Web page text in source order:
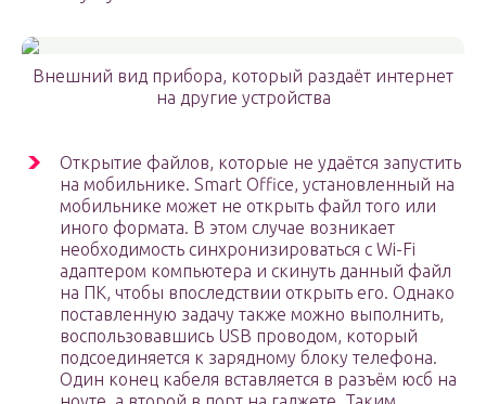
Внешний вид прибора, который раздаёт интернет
на другие устройства
Открытие файлов, которые не удаётся запустить
на мобильнике. Smart Office, установленный на
мобильнике может не открыть файл того или
иного формата. В этом случае возникает
необходимость синхронизироваться с Wi-Fi
адаптером компьютера и скинуть данный файл
на ПК, чтобы впоследствии открыть его. Однако
поставленную задачу также можно выполнить,
воспользовавшись USB проводом, который
подсоединяется к зарядному блоку телефона.
Один конец кабеля вставляется в разъём юсб на